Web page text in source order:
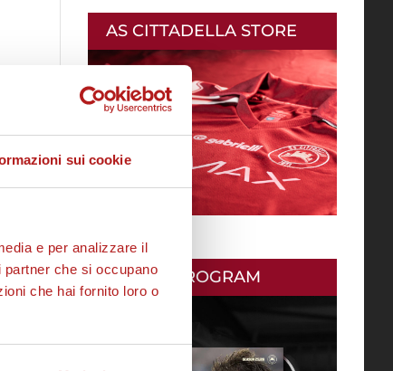
sui cookie
e per analizzare il
che si occupano
che hai fornito loro o
AS CITTADELLA STORE
MATCH PROGRAM